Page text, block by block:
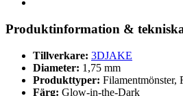
Produktinformation &
Tillverkare: 3DJAKE
Diameter: 1,75 mm
Produkttyper: Filamentmönster,
Färg: Glow-in-the-Dark